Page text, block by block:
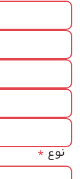
*نوع